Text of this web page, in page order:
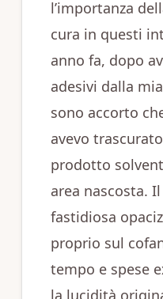
l’importanza
cura in questi
anno fa, dopo
adesivi dalla
sono accorto
avevo
prodotto
area nascosta.
fastidiosa
proprio sul
tempo e spese
la lucidità